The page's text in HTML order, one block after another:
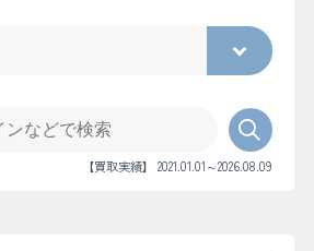
【買取実績】 2021.01.01～2026.08.09